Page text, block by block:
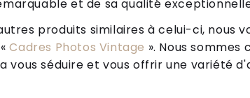
et de sa qualité
produits similaires à celui-ci, nous
Cadres Photos Vintage ». Nous
vous séduire et vous offrir une variété